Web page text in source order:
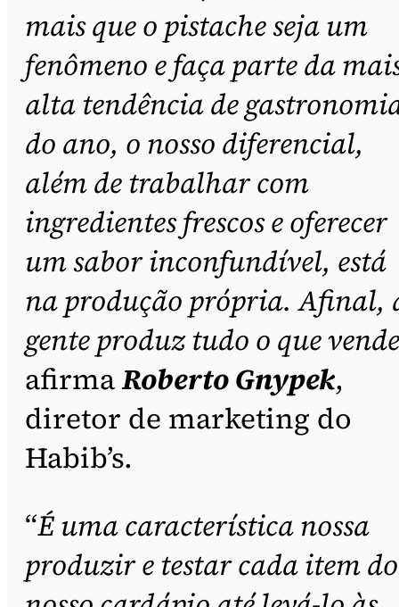
mais que o pistache seja um
fenômeno e faça parte da
alta tendência de
do ano, o nosso diferencial,
além de trabalhar com
ingredientes frescos e oferecer
um sabor inconfundível, está
na produção própria. Afinal,
gente produz tudo o que
afirmaRoberto Gnypek,
diretor de marketing do
Habib’s.
“É uma característica nossa
produzir e testar cada item do